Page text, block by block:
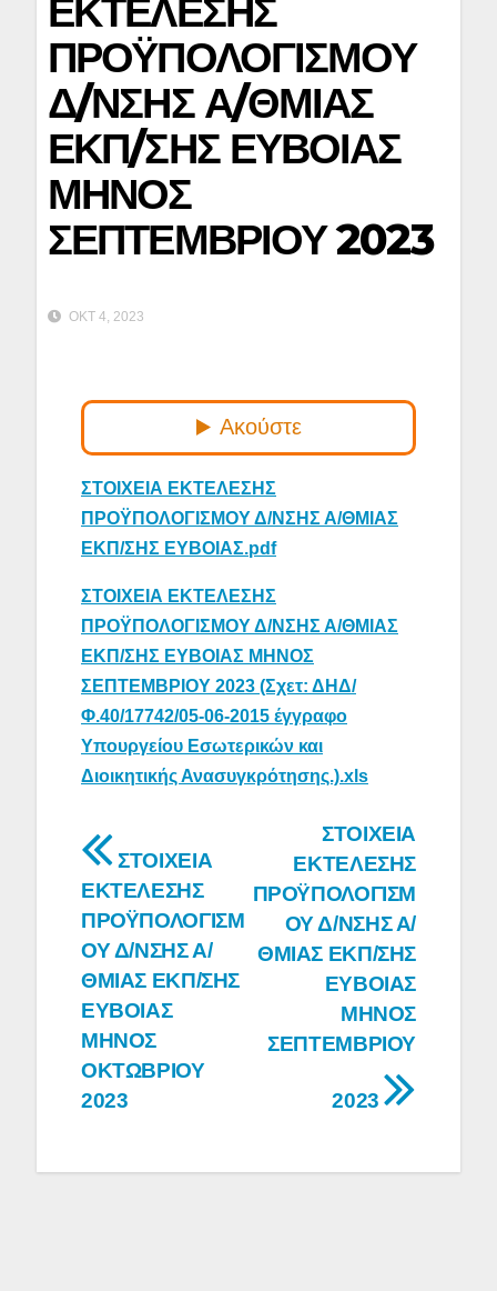
ΕΚΤΕΛΕΣΗΣ
ΠΡΟΫΠΟΛΟΓΙΣΜΟΥ
Δ/ΝΣΗΣ Α/ΘΜΙΑΣ
ΕΚΠ/ΣΗΣ ΕΥΒΟΙΑΣ
ΜΗΝΟΣ
ΣΕΠΤΕΜΒΡΙΟΥ 2023
ΟΚΤ 4, 2023
ΣΤΟΙΧΕΙΑ ΕΚΤΕΛΕΣΗΣ
ΠΡΟΫΠΟΛΟΓΙΣΜΟΥ Δ/ΝΣΗΣ Α/ΘΜΙΑΣ
ΕΚΠ/ΣΗΣ ΕΥΒΟΙΑΣ.pdf
ΣΤΟΙΧΕΙΑ ΕΚΤΕΛΕΣΗΣ
ΠΡΟΫΠΟΛΟΓΙΣΜΟΥ Δ/ΝΣΗΣ Α/ΘΜΙΑΣ
ΕΚΠ/ΣΗΣ ΕΥΒΟΙΑΣ ΜΗΝΟΣ
ΣΕΠΤΕΜΒΡΙΟΥ 2023 (Σχετ: ΔΗΔ/
Φ.40/17742/05-06-2015 έγγραφο
Υπουργείου Εσωτερικών και
Διοικητικής Ανασυγκρότησης.).xls
Πλοήγηση
άρθρων
ΣΤΟΙΧΕΙΑ
ΕΚΤΕΛΕΣΗΣ
ΠΡΟΫΠΟΛΟΓΙΣΜ
ΟΥ Δ/ΝΣΗΣ Α/
ΘΜΙΑΣ ΕΚΠ/ΣΗΣ
ΕΥΒΟΙΑΣ
ΜΗΝΟΣ
ΣΕΠΤΕΜΒΡΙΟΥ
2023
ΣΤΟΙΧΕΙΑ
ΕΚΤΕΛΕΣΗΣ
ΠΡΟΫΠΟΛΟΓΙΣΜ
ΟΥ Δ/ΝΣΗΣ Α/
ΘΜΙΑΣ ΕΚΠ/ΣΗΣ
ΕΥΒΟΙΑΣ
ΜΗΝΟΣ
ΟΚΤΩΒΡΙΟΥ
2023